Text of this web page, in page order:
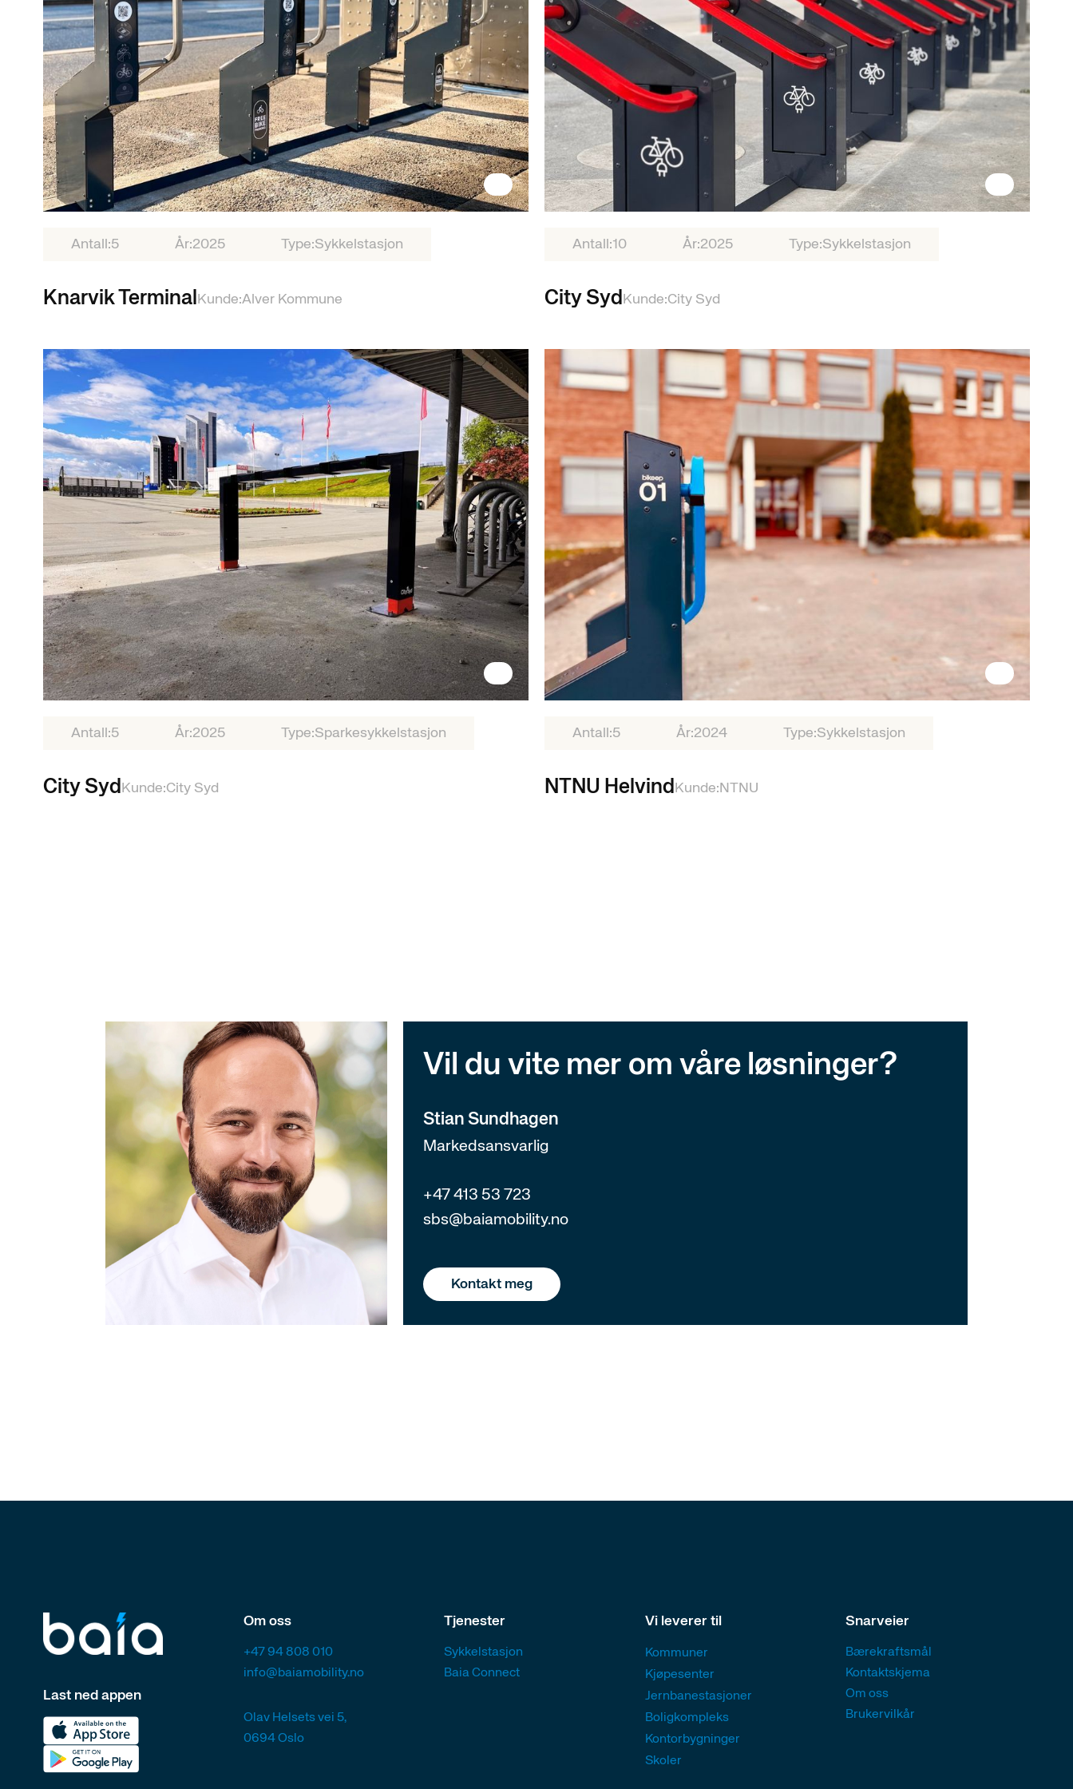
Antall:5 År:2025 Type:Sykkelstasjon
Knarvik Terminal Kunde:Alver Kommune
Antall:10 År:2025 Type:Sykkelstasjon
City Syd Kunde:City Syd
Antall:5 År:2025 Type:Sparkesykkelstasjon
City Syd Kunde:City Syd
Antall:5 År:2024 Type:Sykkelstasjon
NTNU Helvind Kunde: NTNU
Vil du vite mer om våre løsninger?
Stian Sundhagen
Markedsansvarlig
+47 413 53 723
sbs@baiamobility.no
Kontakt meg
Last ned appen
Om oss
+47 94 808 010
info@baiamobility.no
Olav Helsets vei 5,
0694 Oslo
Tjenester
Sykkelstasjon
Baia Connect
Vi leverer til
Kommuner
Kjøpesenter
Jernbanestasjoner
Boligkompleks
Kontorbygninger
Skoler
Snarveier
Bærekraftsmål
Kontaktskjema
Om oss
Brukervilkår